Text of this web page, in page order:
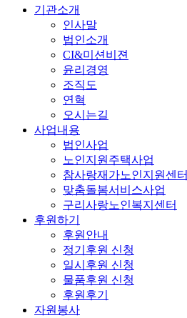
기관소개
인사말
법인소개
CI&미션비젼
윤리경영
조직도
연혁
오시는길
사업내용
법인사업
노인지원주택사업
참사랑재가노인지원센터
맞춤돌봄서비스사업
구리사랑노인복지센터
후원하기
후원안내
정기후원 신청
일시후원 신청
물품후원 신청
후원후기
자원봉사